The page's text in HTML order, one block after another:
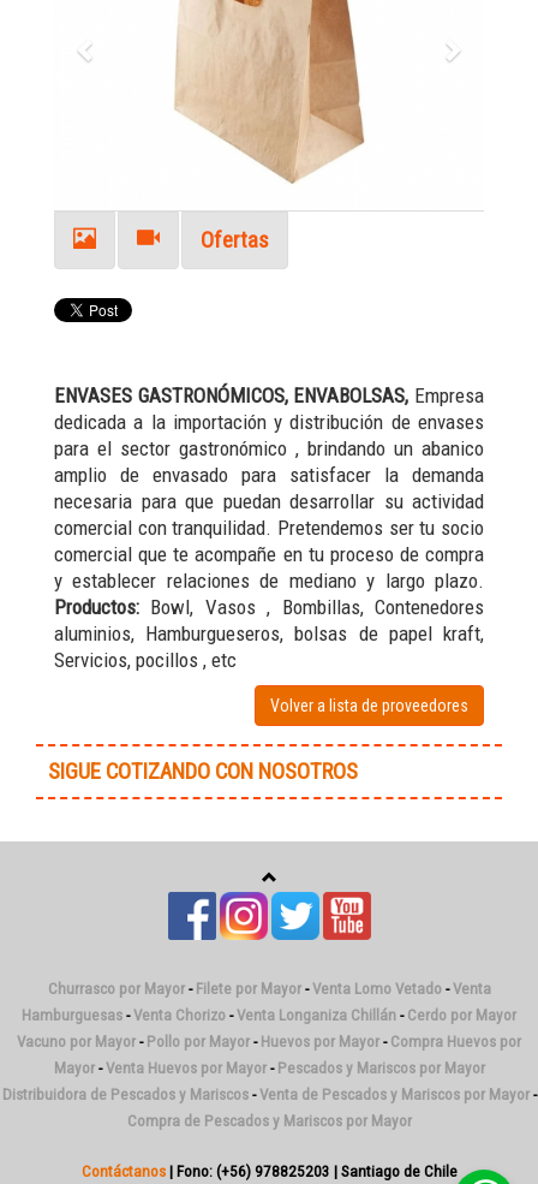
Ofertas
ENVASES GASTRONÓMICOS, ENVABOLSAS, Empresa
dedicada a la importación y distribución de envases
para el sector gastronómico , brindando un abanico
amplio de envasado para satisfacer la demanda
necesaria para que puedan desarrollar su actividad
comercial con tranquilidad. Pretendemos ser tu socio
comercial que te acompañe en tu proceso de compra
y establecer relaciones de mediano y largo plazo.
Productos: Bowl, Vasos , Bombillas, Contenedores
aluminios, Hamburgueseros, bolsas de papel kraft,
Servicios, pocillos , etc
Volver a lista de proveedores
SIGUE COTIZANDO CON NOSOTROS
Churrasco por Mayor- Filete por Mayor-Venta Lomo Vetado-Venta
Hamburguesas -Venta Chorizo -Venta Longaniza Chillán - Cerdo por Mayor
Vacuno por Mayor - Pollo por Mayor - Huevos por Mayor - Compra Huevos por
Mayor-Venta Huevos por Mayor- Pescados y Mariscos por Mayor
Distribuidora de Pescados y Mariscos-Venta de Pescados y Mariscos por Mayor-
Compra de Pescados y Mariscos por Mayor
Contáctanos| Fono: (+56) 978825203 | Santiago de Chile